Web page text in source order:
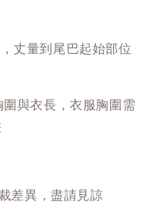
丈量到尾巴起始部位
與衣長，衣服胸圍需
差異，盡請見諒